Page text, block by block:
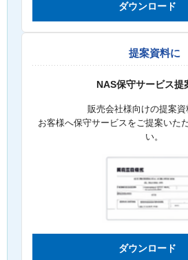
ダウンロード
提案資料に
NAS保守サービス提
販売会社様向けの提案資
お客様へ保守サービスをご提案いた
い。
ダウンロード